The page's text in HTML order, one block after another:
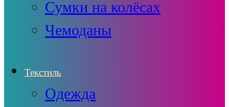
Сумки на колёсах
Чемоданы
Текстиль
Одежда